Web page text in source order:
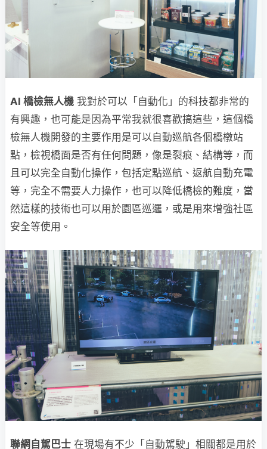
AI 橋檢無人機 我對於可以「自動化」的科技都非常的
有興趣，也可能是因為平常我就很喜歡搞這些，這個橋
檢無人機開發的主要作用是可以自動巡航各個橋橔站
點，檢視橋面是否有任何問題，像是裂痕、結構等，而
且可以完全自動化操作，包括定點巡航、返航自動充電
等，完全不需要人力操作，也可以降低橋檢的難度，當
然這樣的技術也可以用於園區巡邏，或是用來增強社區
安全等使用。
聯網自駕巴士 在現場有不少「自動駕駛」相關都是用於